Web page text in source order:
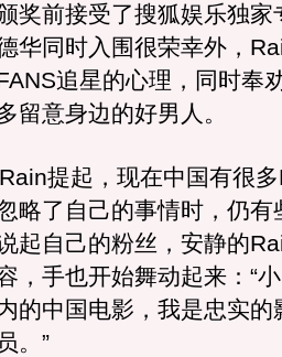
奖前接受了搜狐娱乐独家
华同时入围很荣幸外，
追星的心理，同时奉
留意身边的好男人。
提起，现在中国有很
略了自己的事情时，仍有
起自己的粉丝，安静的
，手也开始舞动起来：“
的中国电影，我是忠实的
。”